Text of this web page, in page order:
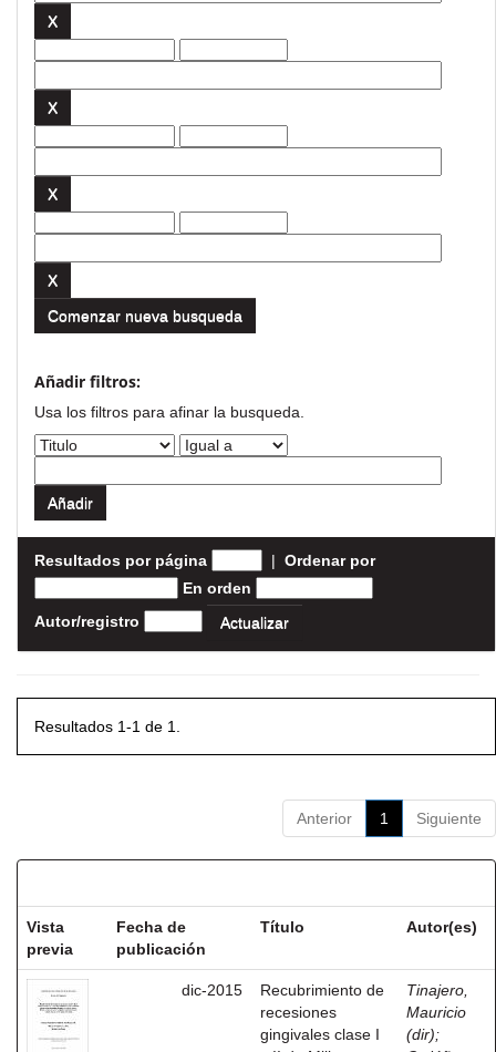
Comenzar nueva busqueda
Añadir filtros:
Usa los filtros para afinar la busqueda.
Resultados por página | Ordenar por
En orden
Autor/registro
Resultados 1-1 de 1.
Anterior 1 Siguiente
Vista
previa
Fecha de
publicación
Título Autor(es)
dic-2015
Recubrimiento de
recesiones
gingivales clase I
Tinajero,
Mauricio
(dir);